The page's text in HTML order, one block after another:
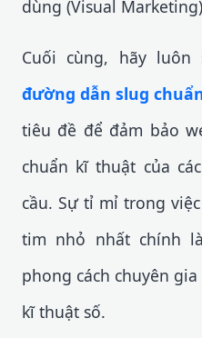
dùng (Visual
Cuối cùng, hãy luôn
đường dẫn slug chuẩn
tiêu đề để đảm bảo
chuẩn kĩ thuật của
cầu. Sự tỉ mỉ trong
tim nhỏ nhất chính
phong cách chuyên
kĩ thuật số.